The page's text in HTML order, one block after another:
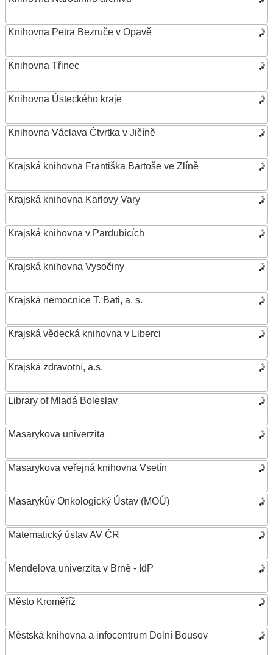
Knihovna Petra Bezruče v Opavě
Knihovna Třinec
Knihovna Ústeckého kraje
Knihovna Václava Čtvrtka v Jičíně
Krajská knihovna Františka Bartoše ve Zlíně
Krajská knihovna Karlovy Vary
Krajská knihovna v Pardubicích
Krajská knihovna Vysočiny
Krajská nemocnice T. Bati, a. s.
Krajská vědecká knihovna v Liberci
Krajská zdravotní, a.s.
Library of Mladá Boleslav
Masarykova univerzita
Masarykova veřejná knihovna Vsetín
Masarykův Onkologický Ústav (MOÚ)
Matematický ústav AV ČR
Mendelova univerzita v Brně - IdP
Město Kroměříž
Městská knihovna a infocentrum Dolní Bousov